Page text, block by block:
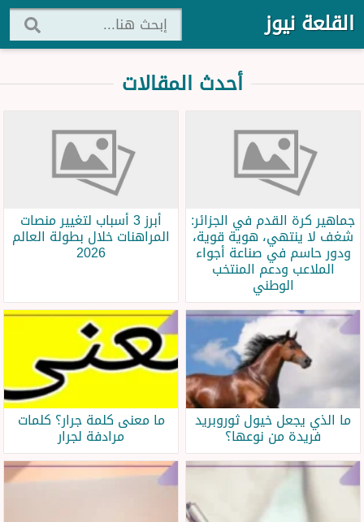
القلعة نيوز
أحدث المقالات
جماهير كرة القدم في الجزائر:
شغف لا ينتهي، هوية قوية،
ودور حاسم في صناعة أجواء
الملاعب ودعم المنتخب
الوطني
أبرز 3 أسباب لتغيير منصات
المراهنات خلال بطولة العالم
2026
ما الذي يجعل خيول ثوروبريد
فريدة من نوعها؟
ما معنى كلمة جرار؟ كلمات
مرادفة لجرار